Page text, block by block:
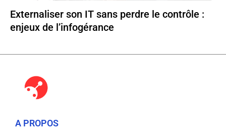
Externaliser son IT sans perdre le contrôle :
enjeux de l’infogérance
A PROPOS